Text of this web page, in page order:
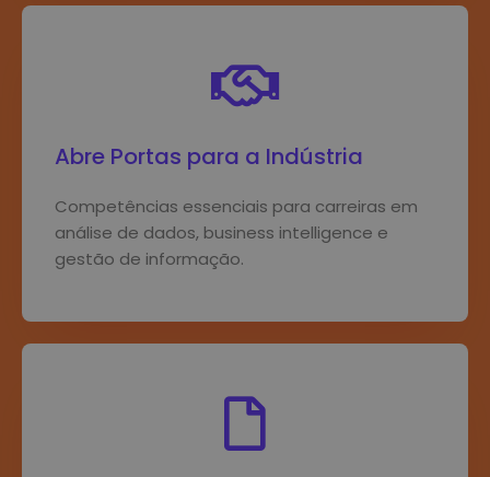
Abre Portas para a Indústria
Competências essenciais para carreiras em
análise de dados, business intelligence e
gestão de informação.